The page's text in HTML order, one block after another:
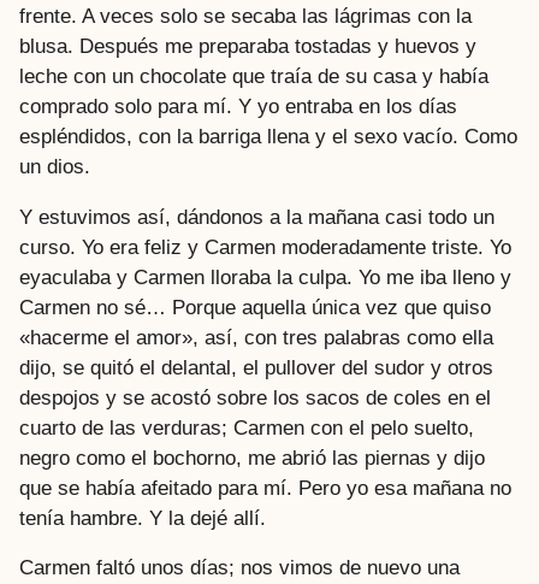
frente. A veces solo se secaba las lágrimas con la
blusa. Después me preparaba tostadas y huevos y
leche con un chocolate que traía de su casa y había
comprado solo para mí. Y yo entraba en los días
espléndidos, con la barriga llena y el sexo vacío. Como
un dios.
Y estuvimos así, dándonos a la mañana casi todo un
curso. Yo era feliz y Carmen moderadamente triste. Yo
eyaculaba y Carmen lloraba la culpa. Yo me iba lleno y
Carmen no sé… Porque aquella única vez que quiso
«hacerme el amor», así, con tres palabras como ella
dijo, se quitó el delantal, el pullover del sudor y otros
despojos y se acostó sobre los sacos de coles en el
cuarto de las verduras; Carmen con el pelo suelto,
negro como el bochorno, me abrió las piernas y dijo
que se había afeitado para mí. Pero yo esa mañana no
tenía hambre. Y la dejé allí.
Carmen faltó unos días; nos vimos de nuevo una